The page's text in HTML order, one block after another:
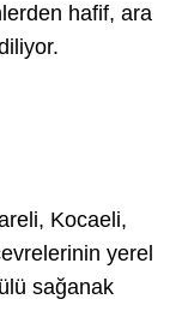
hafif, ara
Kocaeli,
yerel
sağanak